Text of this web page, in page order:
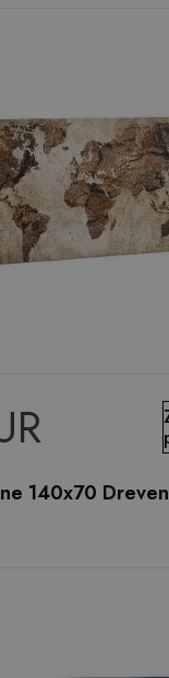
140x70